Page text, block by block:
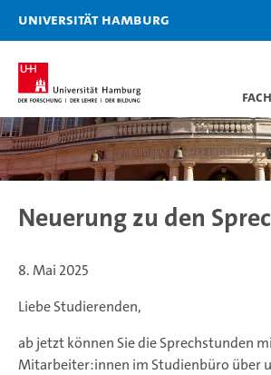
Universität Hamburg
Neuerung zu den
8. Mai 2025
Liebe Studierenden,
ab jetzt können Sie die Sprechstunden
Mitarbeiter:innen im Studienbüro über